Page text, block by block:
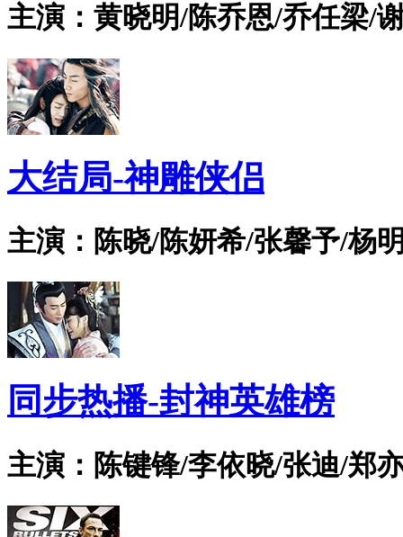
主演：黄晓明/陈乔恩/乔任梁/
大结局-神雕侠侣
主演：陈晓/陈妍希/张馨予/杨
同步热播-封神英雄榜
主演：陈键锋/李依晓/张迪/郑